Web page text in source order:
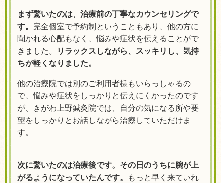
まず驚いたのは、治療前の丁寧なカウンセリングで
す。 完全個室で予約制ということもあり、他の方に
聞かれる心配もなく、悩みや症状を伝えることがで
きました。
リラックスしながら、スッキリし、気持
ちが軽くなりました。
他の治療院では別のご利用者様もいらっしゃるの
で、悩みや症状をしっかりと伝えにくかったのです
が、きがわ上野鍼灸院では、自分の気になる所や要
望をしっかりとお話しながら治療していただけま
す。
次に驚いたのは治療後です。その日のうちに腕が上
がるようになっていたんです。
もっと早く来ていれ